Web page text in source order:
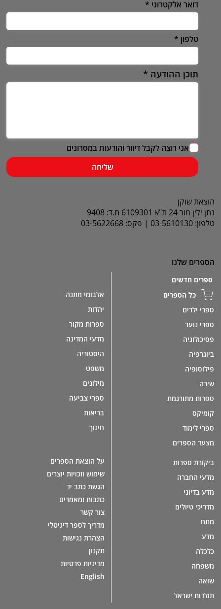
דואר אלקטרוני
טלפון
תוכן ההודעה
אני רוצה לקבל דיוור והודעות במסרונים
שליחה
הוצאת שוקן
נתן ילין מור 24 ת"א 6109301 ת.ד: 9408
טלפון: 03-5610130 | פקס: 03-5622668
הספרים שלנו
ספרים חדשים
כל הספרים
ספרי ילדים
ספרי נוער
פסיכולוגיה
ביוגרפיה
פילוסופיה
שירה
ספרות מתורגמת
קומיקס
ספרי לימוד
מצעד הספרים
ביקורת ספרות
מדעי החברה
מדע בדיוני
מדריכי טיולים
מתח
מדע
כלכלה
משפחה
שואה
תולדות ישראל
אלבומי מתנה
יהדות
ספרות מקור
מדעי המדינה
היסטוריה
משפט
מילונים
ספרי צביעה
בריאות
חינוך
על הוצאת הספרים
שימוש וזכויות יוצרים
הגשת כתב יד
כתבות ומאמרים
צור קשר
מדריך לספר דיגיטלי
הצהרת נגישות
תקנון
מדיניות פרטיות
English